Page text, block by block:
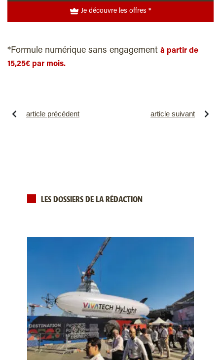
Je découvre les offres *
*Formule numérique sans engagement à partir de
15,25€ par mois.
article précédent article suivant
LES DOSSIERS DE LA RÉDACTION